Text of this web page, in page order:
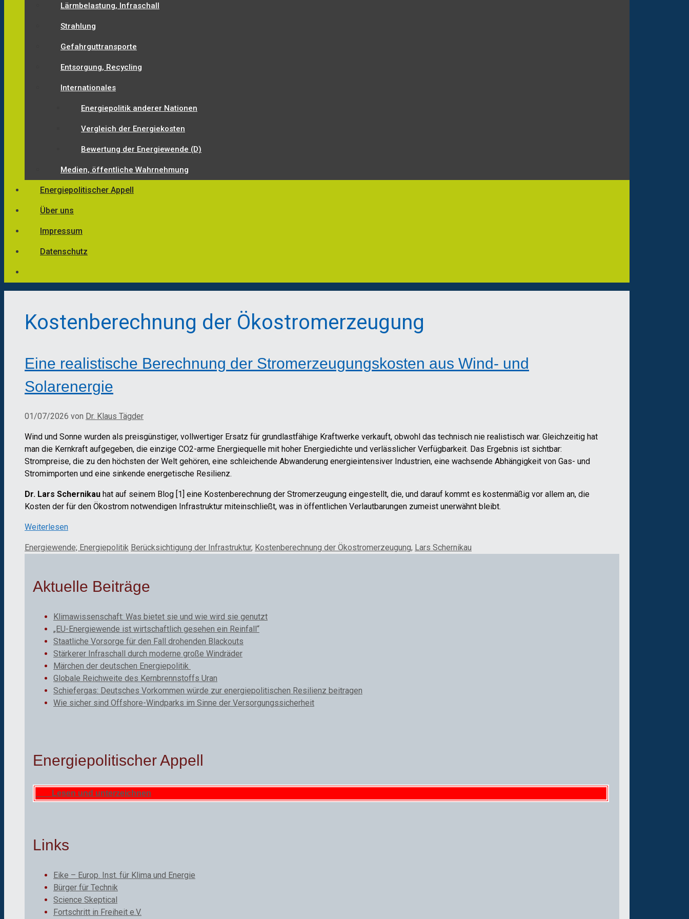
Lärmbelastung, Infraschall
Strahlung
Gefahrguttransporte
Entsorgung, Recycling
Internationales
Energiepolitik anderer Nationen
Vergleich der Energiekosten
Bewertung der Energiewende (D)
Medien, öffentliche Wahrnehmung
Energiepolitischer Appell
Über uns
Impressum
Datenschutz
Kostenberechnung der Ökostromerzeugung
Eine realistische Berechnung der Stromerzeugungskosten aus Wind- und
Solarenergie
01/07/2026 von Dr. Klaus Tägder
Wind und Sonne wurden als preisgünstiger, vollwertiger Ersatz für grundlastfähige Kraftwerke verkauft, obwohl das technisch nie realistisch war. Gleichzeitig hat
man die Kernkraft aufgegeben, die einzige CO2-arme Energiequelle mit hoher Energiedichte und verlässlicher Verfügbarkeit. Das Ergebnis ist sichtbar:
Strompreise, die zu den höchsten der Welt gehören, eine schleichende Abwanderung energieintensiver Industrien, eine wachsende Abhängigkeit von Gas- und
Stromimporten und eine sinkende energetische Resilienz.
Dr. Lars Schernikau hat auf seinem Blog [1] eine Kostenberechnung der Stromerzeugung eingestellt, die, und darauf kommt es kostenmäßig vor allem an, die
Kosten der für den Ökostrom notwendigen Infrastruktur miteinschließt, was in öffentlichen Verlautbarungen zumeist unerwähnt bleibt.
Weiterlesen
Kategorien
Energiewende; Energiepolitik Schlagwörter
Berücksichtigung der Infrastruktur, Kostenberechnung der Ökostromerzeugung, Lars Schernikau
Aktuelle Beiträge
Klimawissenschaft: Was bietet sie und wie wird sie genutzt
„EU-Energiewende ist wirtschaftlich gesehen ein Reinfall“
Staatliche Vorsorge für den Fall drohenden Blackouts
Stärkerer Infraschall durch moderne große Windräder
Märchen der deutschen Energiepolitik
Globale Reichweite des Kernbrennstoffs Uran
Schiefergas: Deutsches Vorkommen würde zur energiepolitischen Resilienz beitragen
Wie sicher sind Offshore-Windparks im Sinne der Versorgungssicherheit
Energiepolitischer Appell
Lesen und unterzeichnen
Links
Eike – Europ. Inst. für Klima und Energie
Bürger für Technik
Science Skeptical
Fortschritt in Freiheit e.V.